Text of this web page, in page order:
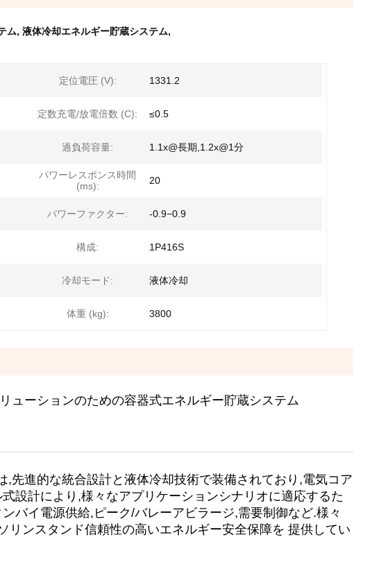
ム, 液体冷却エネルギー貯蔵システム,
定位電圧 (V): 1331.2
定数充電/放電倍数 (C): ≤0.5
過負荷容量: 1.1x@長期,1.2x@1分
パワーレスポンス時間
(ms):
20
パワーファクター: -0.9−0.9
構成: 1P416S
冷却モード: 液体冷却
体重 (kg): 3800
ューションのための容器式エネルギー貯蔵システム
先進的な統合設計と液体冷却技術で装備されており,電気コア
設計により,様々なアプリケーションシナリオに適応するた
バイ電源供給,ピーク/バレーアビラージ,需要制御など.様々
リンスタンド信頼性の高いエネルギー安全保障を 提供してい